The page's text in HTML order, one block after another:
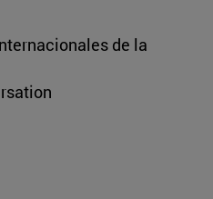
de la